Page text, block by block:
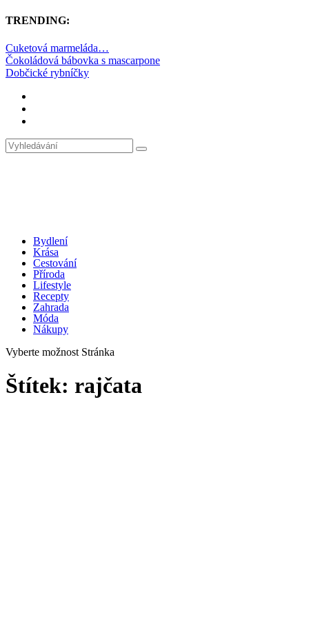
TRENDING:
Cuketová marmeláda…
Čokoládová bábovka s mascarpone
Dobčické rybníčky
Bydlení
Krása
Cestování
Příroda
Lifestyle
Recepty
Zahrada
Móda
Nákupy
Vyberte možnost Stránka
Štítek: rajčata